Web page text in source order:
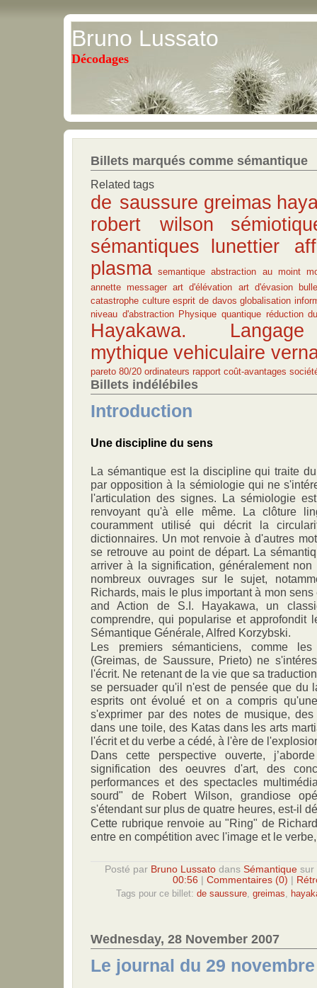
Bruno Lussato
Décodages
Billets marqués comme sémantique
Related tags
de saussure greimas
robert wilson
sémantiques
lunettier
plasma semantique abstraction au moint
annette messager art d'élévation art d'évasion
catastrophe culture esprit de davos globalisation
niveau d'abstraction Physique quantique réduction
Hayakawa.
mythique vehiculaire
pareto 80/20 ordinateurs rapport coût-avantages
Billets indélébiles
Introduction
Une discipline du sens
La sémantique est la discipline qui traite
par opposition à la sémiologie qui ne
l'articulation des signes. La sémiologie
renvoyant qu'à elle même. La clôture
couramment utilisé qui décrit la
dictionnaires. Un mot renvoie à d'autres
se retrouve au point de départ. La
arriver à la signification, généralement
nombreux ouvrages sur le sujet,
Richards, mais le plus important à mon
and Action de S.I. Hayakawa, un
comprendre, qui popularise et approfondit
Sémantique Générale, Alfred Korzybski.
Les premiers sémanticiens, comme les
(Greimas, de Saussure, Prieto) ne
l'écrit. Ne retenant de la vie que sa
se persuader qu'il n'est de pensée que du
esprits ont évolué et on a compris
s'exprimer par des notes de musique,
dans une toile, des Katas dans les arts
l'écrit et du verbe a cédé, à l'ère de
Dans cette perspective ouverte,
signification des oeuvres d'art, des
performances et des spectacles
sourd" de Robert Wilson, grandiose
s'étendant sur plus de quatre heures, est-il
Cette rubrique renvoie au "Ring" de
entre en compétition avec l'image et le
Posté par Bruno Lussato dans Sémantique sur
00:56
Commentaires (0)
Tags pour ce billet: de saussure greimas
Wednesday, 28 November 2007
Le journal du 29